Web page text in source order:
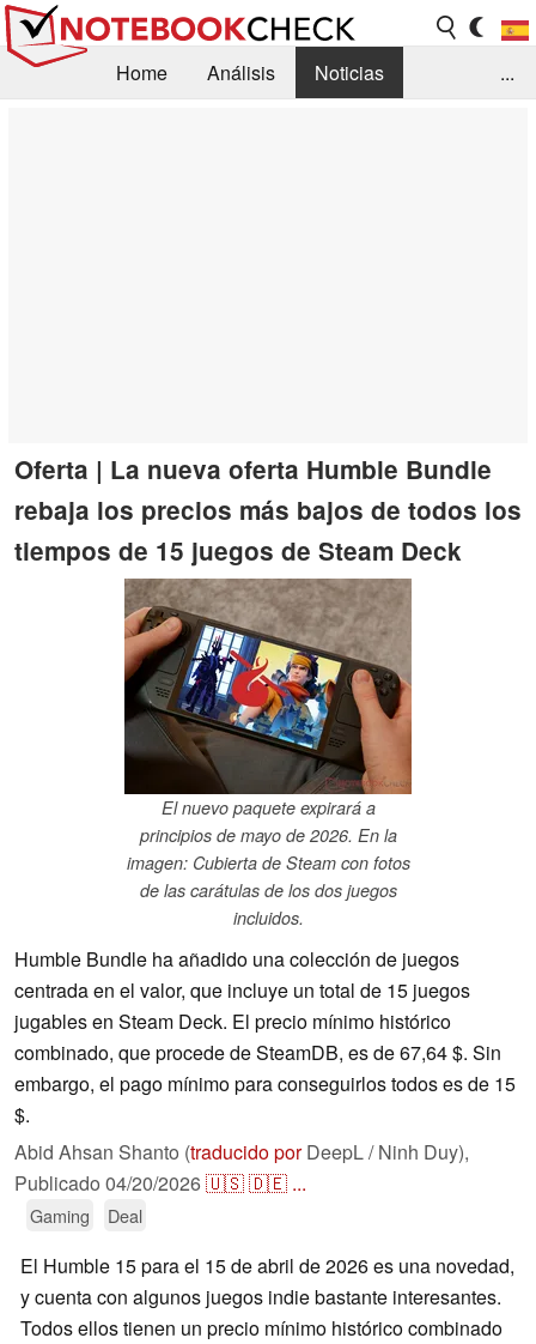
Home Análisis
Noticias
...
Oferta | La nueva oferta Humble Bundle
rebaja los precios más bajos de todos los
tiempos de 15 juegos de Steam Deck
El nuevo paquete expirará a
principios de mayo de 2026. En la
imagen: Cubierta de Steam con fotos
de las carátulas de los dos juegos
incluidos.
Humble Bundle ha añadido una colección de juegos
centrada en el valor, que incluye un total de 15 juegos
jugables en Steam Deck. El precio mínimo histórico
combinado, que procede de SteamDB, es de 67,64 $. Sin
embargo, el pago mínimo para conseguirlos todos es de 15
$.
Abid Ahsan Shanto (traducido porDeepL / Ninh Duy),
Publicado 04/20/2026🇺🇸🇩🇪 ...
Gaming Deal
El Humble 15 para el 15 de abril de 2026 es una novedad,
y cuenta con algunos juegos indie bastante interesantes.
Todos ellos tienen un precio mínimo histórico combinado